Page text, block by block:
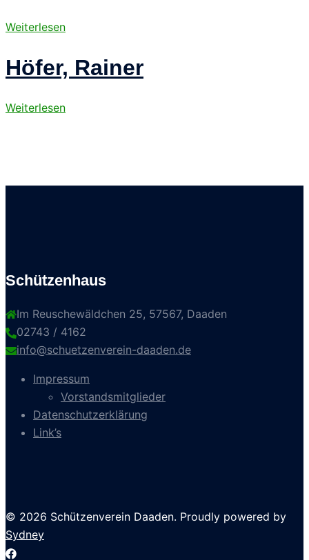
Weiterlesen
Höfer, Rainer
Weiterlesen
Schützenhaus
Im Reuschewäldchen 25, 57567, Daaden
02743 / 4162
info@schuetzenverein-daaden.de
Impressum
Vorstandsmitglieder
Datenschutzerklärung
Link’s
© 2026 Schützenverein Daaden. Proudly powered by
Sydney